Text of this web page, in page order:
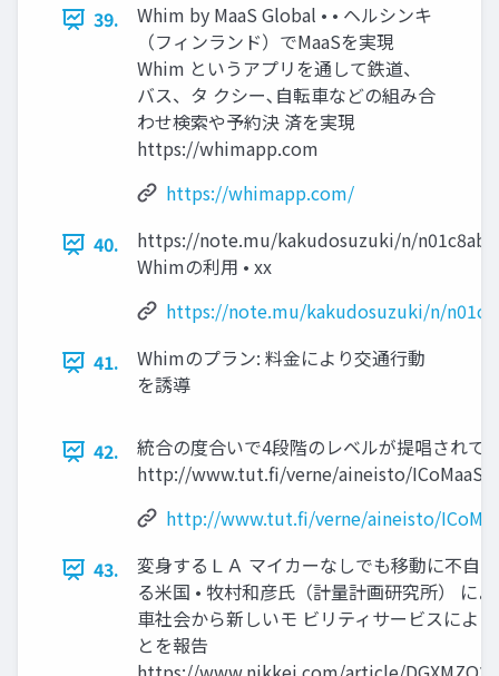
39.
Whim by MaaS Global • • ヘルシンキ
（フィンランド）でMaaSを実現
Whim というアプリを通して鉄道、
バス、タ クシー､自転車などの組み合
わせ検索や予約決 済を実現
https://whimapp.com
https://whimapp.com/
40.
https://note.mu/kakudosuzuki/n/
Whimの利用 • xx
https://note.mu/kakudosuzuki/n/
41.
Whimのプラン: 料金により交通行動
を誘導
42.
統合の度合いで4段階のレベルが提唱されて
http://www.tut.fi/verne/aineisto/
http://www.tut.fi/verne/aineisto/
43.
変身するＬＡ マイカーなしでも移動に不自
る米国 • 牧村和彦氏（計量計画研究所） に
車社会から新しいモ ビリティサービスによ
とを報告